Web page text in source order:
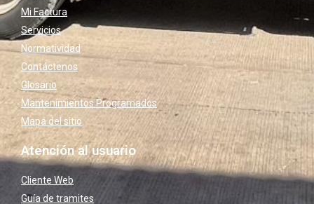
Mi Factura
Servicios
Normatividad
Contáctenos
Glosario
Mantenimientos Programados
Mapa del sitio
Atención al usuario
Cliente Web
Guía de tramites